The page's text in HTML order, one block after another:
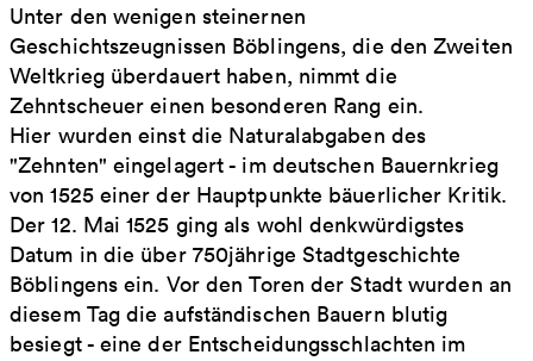
Unter den wenigen steinernen
Geschichtszeugnissen Böblingens, die den Zweiten
Weltkrieg überdauert haben, nimmt die
Zehntscheuer einen besonderen Rang ein.
Hier wurden einst die Naturalabgaben des
"Zehnten" eingelagert - im deutschen Bauernkrieg
von 1525 einer der Hauptpunkte bäuerlicher Kritik.
Der 12. Mai 1525 ging als wohl denkwürdigstes
Datum in die über 750jährige Stadtgeschichte
Böblingens ein. Vor den Toren der Stadt wurden an
diesem Tag die aufständischen Bauern blutig
besiegt - eine der Entscheidungsschlachten im